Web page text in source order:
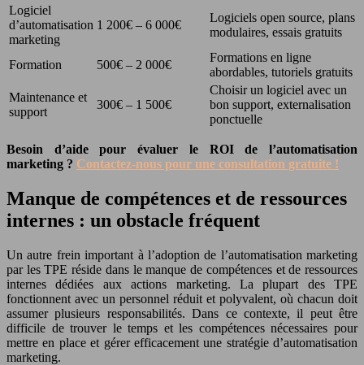
Logiciel
d’automatisation
marketing
1 200€ – 6 000€
Logiciels open source, plans
modulaires, essais gratuits
Formation 500€ – 2 000€
Formations en ligne
abordables, tutoriels gratuits
Maintenance et
support
300€ – 1 500€
Choisir un logiciel avec un
bon support, externalisation
ponctuelle
Besoin d’aide pour évaluer le ROI de l’automatisation
marketing ? Contactez-nous pour une consultation gratuite !
Manque de compétences et de ressources
internes : un obstacle fréquent
Un autre frein important à l’adoption de l’automatisation marketing
par les TPE réside dans le manque de compétences et de ressources
internes dédiées aux actions marketing. La plupart des TPE
fonctionnent avec un personnel réduit et polyvalent, où chacun doit
assumer plusieurs responsabilités. Dans ce contexte, il peut être
difficile de trouver le temps et les compétences nécessaires pour
mettre en place et gérer efficacement une stratégie d’automatisation
marketing.